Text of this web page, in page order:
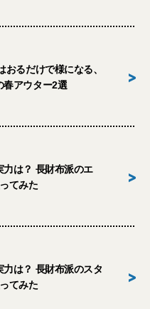
るだけで様になる、
春アウター2選
>
力は？ 長財布派のエ
てみた
>
力は？ 長財布派のスタ
てみた
>